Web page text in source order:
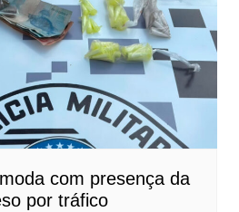
com presença da
por tráfico